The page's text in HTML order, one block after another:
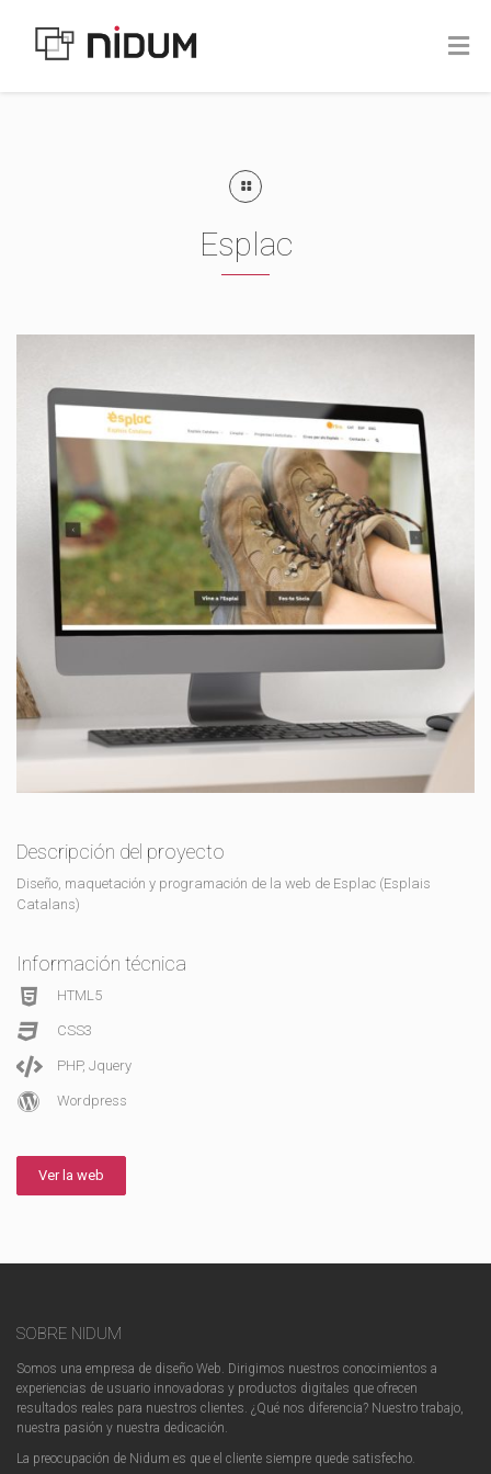
Esplac
Descripción del proyecto
Diseño, maquetación y programación de la web de Esplac (Esplais
Catalans)
Información técnica
HTML5
CSS3
PHP, Jquery
Wordpress
Ver la web
SOBRE NIDUM
Somos una empresa de diseño Web. Dirigimos nuestros conocimientos a
experiencias de usuario innovadoras y productos digitales que ofrecen
resultados reales para nuestros clientes. ¿Qué nos diferencia? Nuestro trabajo,
nuestra pasión y nuestra dedicación.
La preocupación de Nidum es que el cliente siempre quede satisfecho.